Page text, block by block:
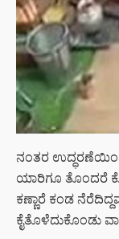
ನಂತರ ಉದ್ಧರಣೆಯಿಂದ
ಯಾರಿಗೂ ತೊಂದರೆ
ಕಣ್ಣಾರೆ ಕಂಡ
ಕೈತೊಳೆದುಕೊಂಡು